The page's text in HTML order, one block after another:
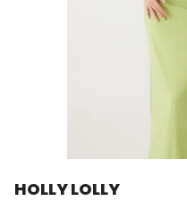
HOLLY LOLLY